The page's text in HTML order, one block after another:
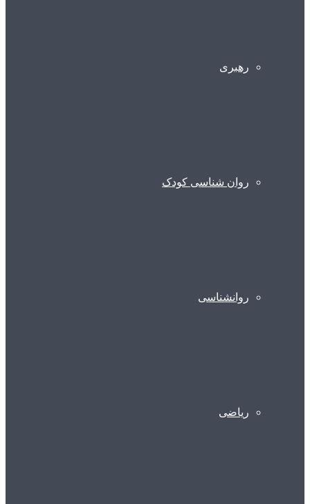
رهبری
روان شناسی کودک
روانشناسی
ریاضی